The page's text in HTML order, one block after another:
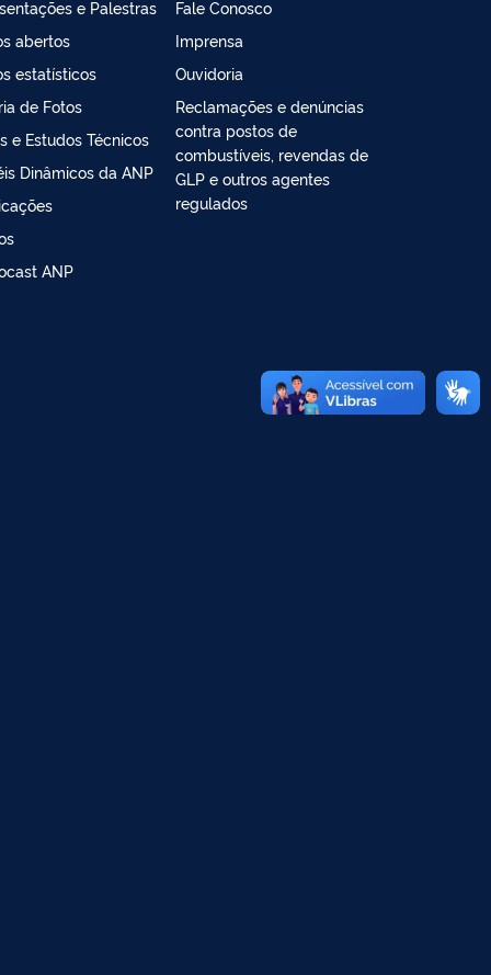
e Palestras
abertos
estatísticos
de Fotos
e Estudos Técnicos
Dinâmicos da ANP
ANP
Fale Conosco
Imprensa
Ouvidoria
Reclamações e denúncias
contra postos de
combustíveis, revendas de
GLP e outros agentes
regulados